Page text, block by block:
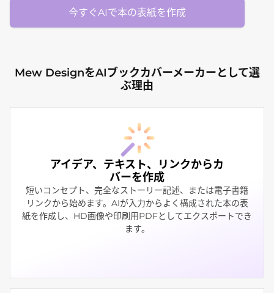
今すぐAIで本の表紙を作成
Mew DesignをAIブックカバーメーカーとして選
ぶ理由
アイデア、テキスト、リンクからカ
バーを作成
短いコンセプト、完全なストーリー記述、または電子書籍
リンクから始めます。AIが入力からよく構成された本の表
紙を作成し、HD画像や印刷用PDFとしてエクスポートでき
ます。